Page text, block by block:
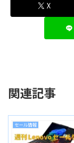
X
関連記事
セール情報